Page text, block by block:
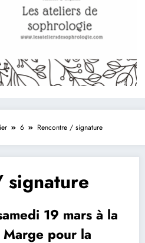
6 Rencontre / signature
signature
19 mars à la
pour la